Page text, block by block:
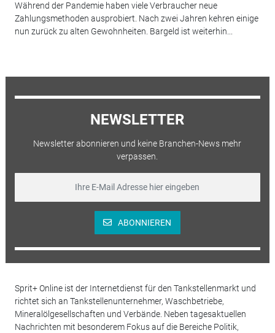
Während der Pandemie haben viele Verbraucher neue
Zahlungsmethoden ausprobiert. Nach zwei Jahren kehren einige
nun zurück zu alten Gewohnheiten. Bargeld ist weiterhin...
NEWSLETTER
Newsletter abonnieren und keine Branchen-News mehr
verpassen.
ABONNIEREN
Sprit+ Online ist der Internetdienst für den Tankstellenmarkt und
richtet sich an Tankstellenunternehmer, Waschbetriebe,
Mineralölgesellschaften und Verbände. Neben tagesaktuellen
Nachrichten mit besonderem Fokus auf die Bereiche Politik,